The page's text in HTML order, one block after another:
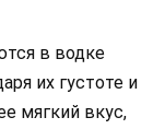
в водке
их густоте и
мягкий вкус,